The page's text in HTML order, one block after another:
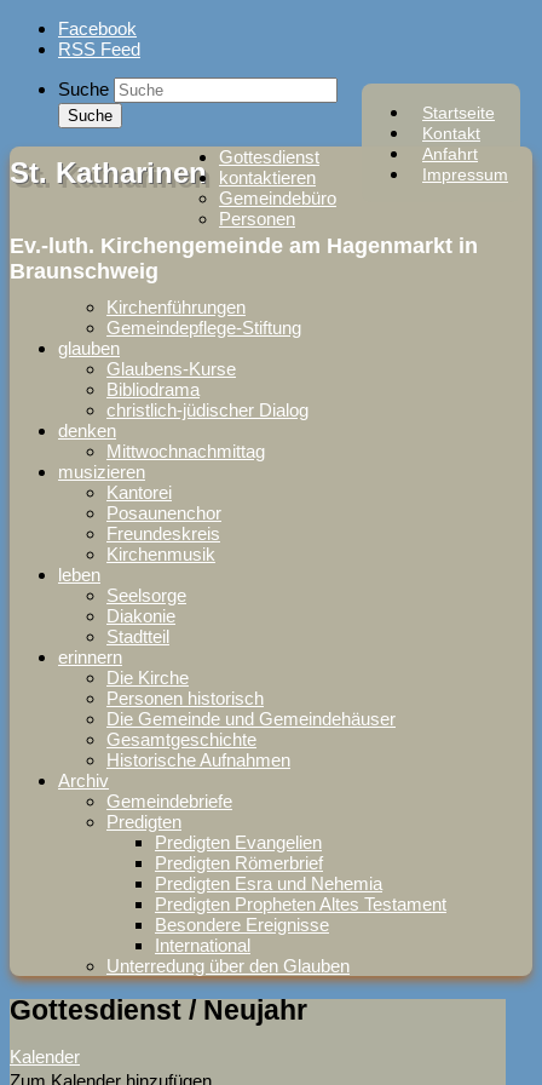
Skip
Facebook
RSS Feed
Startseite
Kontakt
Anfahrt
Impressum
Suche
St. Katharinen
Ev.-luth. Kirchengemeinde am Hagenmarkt in
Braunschweig
Gottesdienst
kontaktieren
Gemeindebüro
Personen
Kirchenführungen
Gemeindepflege-Stiftung
glauben
Glaubens-Kurse
Bibliodrama
christlich-jüdischer Dialog
denken
Mittwochnachmittag
musizieren
Kantorei
Posaunenchor
Freundeskreis
Kirchenmusik
leben
Seelsorge
Diakonie
Stadtteil
erinnern
Die Kirche
Personen historisch
Die Gemeinde und Gemeindehäuser
Gesamtgeschichte
Historische Aufnahmen
Archiv
Gemeindebriefe
Predigten
Predigten Evangelien
Predigten Römerbrief
Predigten Esra und Nehemia
Predigten Propheten Altes Testament
Besondere Ereignisse
International
Unterredung über den Glauben
Gottesdienst / Neujahr
Kalender